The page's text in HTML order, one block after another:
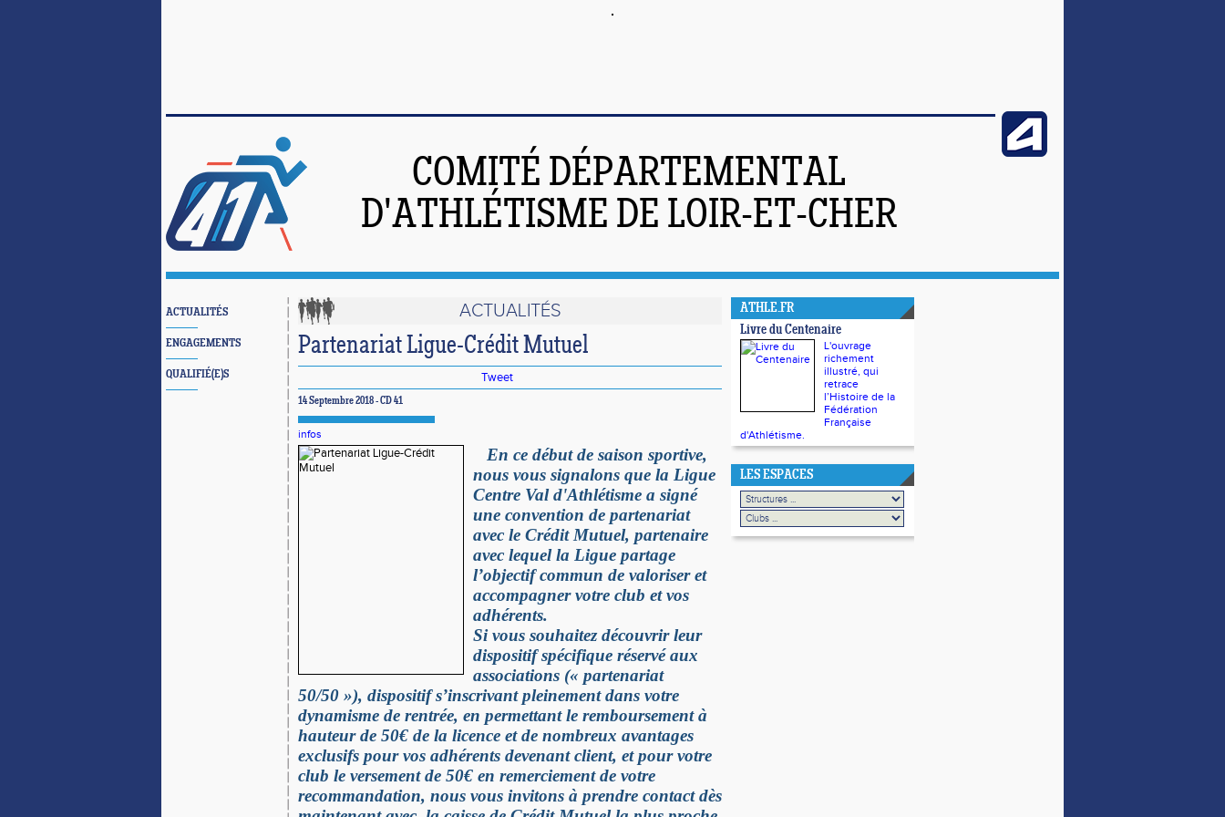
COMITÉ DÉPARTEMENTAL
D'ATHLÉTISME DE LOIR-ET-CHER
ACTUALITÉS
ENGAGEMENTS
QUALIFIÉ(E)S
ACTUALITÉS
Partenariat Ligue-Crédit Mutuel
Tweet
14 Septembre 2018 - CD 41
infos
En ce début de saison sportive,
nous vous signalons que la Ligue
Centre Val d'Athlétisme a signé
une convention de partenariat
avec le Crédit Mutuel, partenaire
avec lequel la Ligue partage
l’objectif commun de valoriser et
accompagner votre club et vos
adhérents.
Si vous souhaitez découvrir leur
dispositif spécifique réservé aux
associations (« partenariat
50/50 »), dispositif s’inscrivant pleinement dans votre
dynamisme de rentrée, en permettant le remboursement à
hauteur de 50€ de la licence et de nombreux avantages
exclusifs pour vos adhérents devenant client, et pour votre
club le versement de 50€ en remerciement de votre
recommandation, nous vous invitons à prendre contact dès
ATHLE.FR
Livre du Centenaire
L'ouvrage
richement
illustré, qui
retrace
l’Histoire de la
Fédération
Française
d'Athlétisme.
LES ESPACES